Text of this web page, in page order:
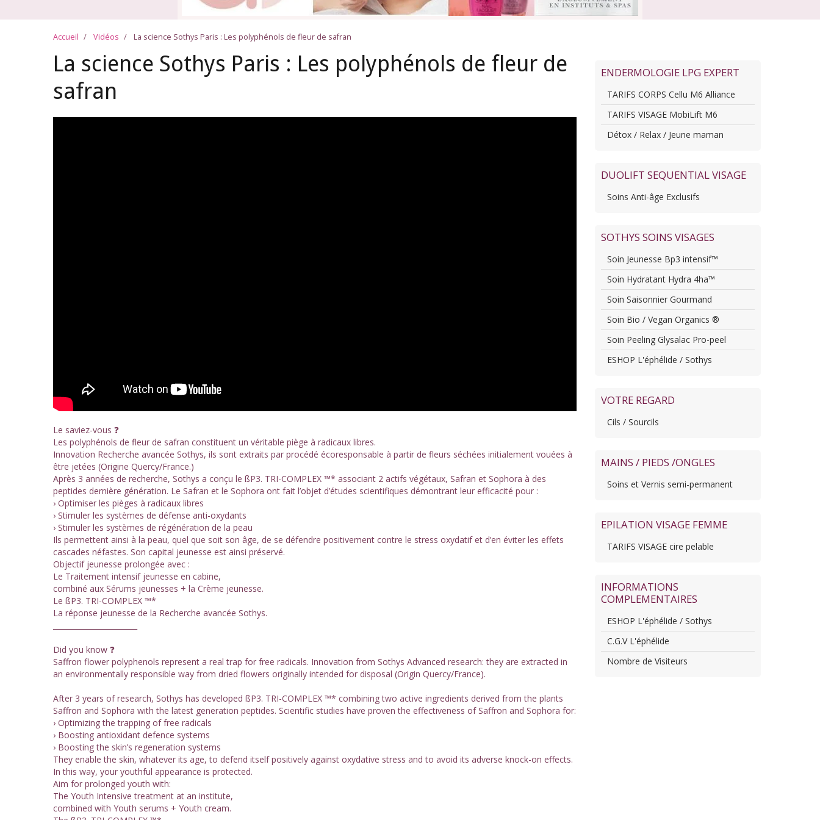
Accueil Vidéos La science Sothys Paris : Les polyphénols de fleur de safran
La science Sothys Paris : Les polyphénols de fleur de
safran
Le saviez-vous ❓
Les polyphénols de fleur de safran constituent un véritable piège à radicaux libres.
Innovation Recherche avancée Sothys, ils sont extraits par procédé écoresponsable à partir de fleurs séchées initialement vouées à
être jetées (Origine Quercy/France.)
Après 3 années de recherche, Sothys a conçu le ßP3. TRI-COMPLEX ™* associant 2 actifs végétaux, Safran et Sophora à des
peptides dernière génération. Le Safran et le Sophora ont fait l’objet d’études scientifiques démontrant leur efficacité pour :
› Optimiser les pièges à radicaux libres
› Stimuler les systèmes de défense anti-oxydants
› Stimuler les systèmes de régénération de la peau
Ils permettent ainsi à la peau, quel que soit son âge, de se défendre positivement contre le stress oxydatif et d’en éviter les effets
cascades néfastes. Son capital jeunesse est ainsi préservé.
Objectif jeunesse prolongée avec :
Le Traitement intensif jeunesse en cabine,
combiné aux Sérums jeunesses + la Crème jeunesse.
Le ßP3. TRI-COMPLEX ™*
La réponse jeunesse de la Recherche avancée Sothys.
Did you know ❓
Saffron flower polyphenols represent a real trap for free radicals. Innovation from Sothys Advanced research: they are extracted in
an environmentally responsible way from dried flowers originally intended for disposal (Origin Quercy/France).
After 3 years of research, Sothys has developed ßP3. TRI-COMPLEX ™* combining two active ingredients derived from the plants
Saffron and Sophora with the latest generation peptides. Scientific studies have proven the effectiveness of Saffron and Sophora for:
› Optimizing the trapping of free radicals
› Boosting antioxidant defence systems
› Boosting the skin’s regeneration systems
They enable the skin, whatever its age, to defend itself positively against oxydative stress and to avoid its adverse knock-on effects.
In this way, your youthful appearance is protected.
Aim for prolonged youth with:
The Youth Intensive treatment at an institute,
combined with Youth serums + Youth cream.
ENDERMOLOGIE LPG EXPERT
TARIFS CORPS Cellu M6 Alliance
TARIFS VISAGE MobiLift M6
Détox / Relax / Jeune maman
DUOLIFT SEQUENTIAL VISAGE
Soins Anti-âge Exclusifs
SOTHYS SOINS VISAGES
Soin Jeunesse Bp3 intensif™
Soin Hydratant Hydra 4ha™
Soin Saisonnier Gourmand
Soin Bio / Vegan Organics ®
Soin Peeling Glysalac Pro-peel
ESHOP L'éphélide / Sothys
VOTRE REGARD
Cils / Sourcils
MAINS / PIEDS /ONGLES
Soins et Vernis semi-permanent
EPILATION VISAGE FEMME
TARIFS VISAGE cire pelable
INFORMATIONS
COMPLEMENTAIRES
ESHOP L'éphélide / Sothys
C.G.V L'éphélide
Nombre de Visiteurs